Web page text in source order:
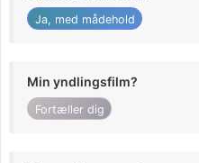
Ja, med mådehold
Min yndlingsfilm?
Fortæller dig